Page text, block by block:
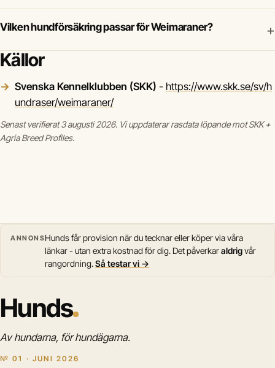
Vilken hundförsäkring passar för Weimaraner? +
Källor
Svenska Kennelklubben (SKK) - https://www.skk.se/sv/h
undraser/weimaraner/
Senast verifierat 3 augusti 2026. Vi uppdaterar rasdata löpande mot SKK +
Agria Breed Profiles.
ANNONSHunds får provision när du tecknar eller köper via våra
länkar - utan extra kostnad för dig. Det påverkaraldrigvår
rangordning.Så testar vi →
Hunds
Av hundarna, för hundägarna.
№ 01 · JUNI 2026